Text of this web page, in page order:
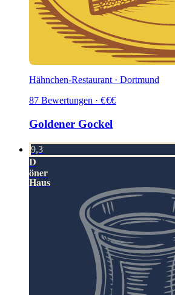
Hähnchen-Restaurant · Dortmund
87 Bewertungen · €€€
Goldener Gockel
9,3
D
öner
Haus